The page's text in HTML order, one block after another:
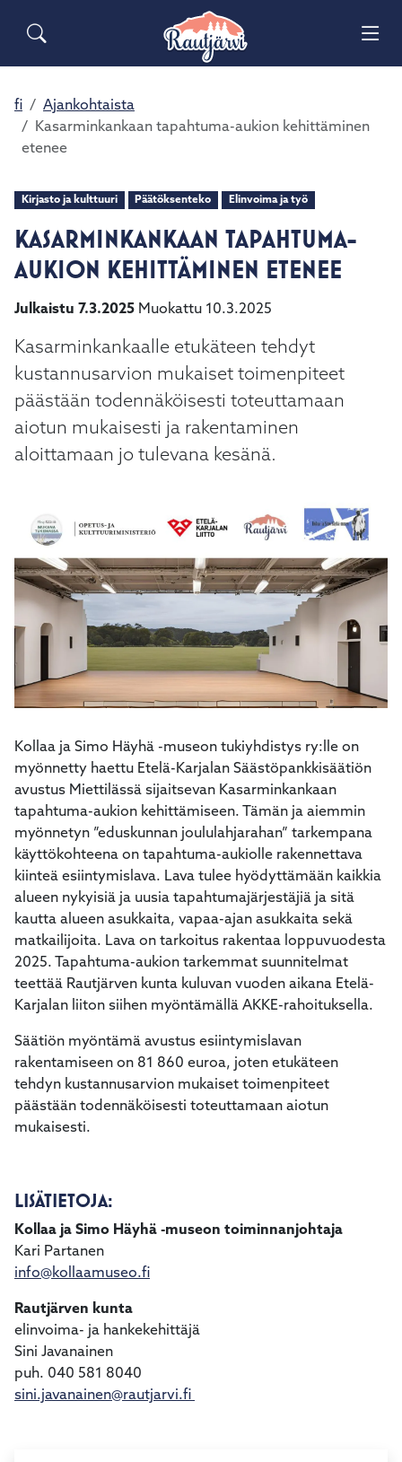
Siirry pääsisältöön Siirry päävalikkoon
Sähköiset lomakkeet
Haku
Asuminen ja ympäristö
Opetus ja kasvatus
Hyvinvointi ja terveys
Kulttuuri ja vapaa-aika
Kunta ja päätöksenteko
Elinvoima ja työ
fi
Ajankohtaista
Kasarminkankaan tapahtuma-aukion kehittäminen
etenee
Kirjasto ja kulttuuri Päätöksenteko Elinvoima ja työ
KASARMINKANKAAN TAPAHTUMA-
AUKION KEHITTÄMINEN ETENEE
Julkaistu 7.3.2025 Muokattu 10.3.2025
Kasarminkankaalle etukäteen tehdyt
kustannusarvion mukaiset toimenpiteet
päästään todennäköisesti toteuttamaan
aiotun mukaisesti ja rakentaminen
aloittamaan jo tulevana kesänä.
Kollaa ja Simo Häyhä -museon tukiyhdistys ry:lle on
myönnetty haettu Etelä-Karjalan Säästöpankkisäätiön
avustus Miettilässä sijaitsevan Kasarminkankaan
tapahtuma-aukion kehittämiseen. Tämän ja aiemmin
myönnetyn ”eduskunnan joululahjarahan” tarkempana
käyttökohteena on tapahtuma-aukiolle rakennettava
kiinteä esiintymislava. Lava tulee hyödyttämään kaikkia
alueen nykyisiä ja uusia tapahtumajärjestäjiä ja sitä
kautta alueen asukkaita, vapaa-ajan asukkaita sekä
matkailijoita. Lava on tarkoitus rakentaa loppuvuodesta
2025. Tapahtuma-aukion tarkemmat suunnitelmat
teettää Rautjärven kunta kuluvan vuoden aikana Etelä-
Karjalan liiton siihen myöntämällä AKKE-rahoituksella.
Säätiön myöntämä avustus esiintymislavan
rakentamiseen on 81 860 euroa, joten etukäteen
tehdyn kustannusarvion mukaiset toimenpiteet
päästään todennäköisesti toteuttamaan aiotun
mukaisesti.
LISÄTIETOJA:
Kollaa ja Simo Häyhä -museon toiminnanjohtaja
Kari Partanen
info@kollaamuseo.fi
Rautjärven kunta
elinvoima- ja hankekehittäjä
Sini Javanainen
puh. 040 581 8040
sini.javanainen@rautjarvi.fi